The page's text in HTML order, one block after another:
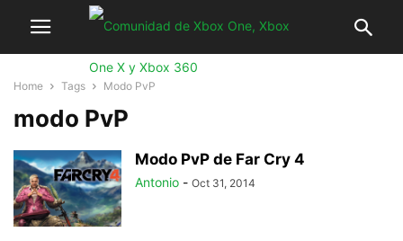
Home Tags Modo PvP
modo PvP
Modo PvP de Far Cry 4
Antonio - Oct 31, 2014